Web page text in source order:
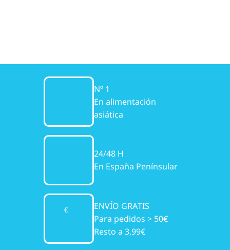
Nº 1
En alimentación
asiática
24/48 H
En España Penínsular
ENVÍO GRATIS
Para pedidos > 50€
Resto a 3,99€